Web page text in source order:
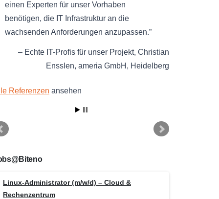
einen Experten für unser Vorhaben
benötigen, die IT Infrastruktur an die
wachsenden Anforderungen anzupassen.
Echte IT-Profis für unser Projekt Christian
Ensslen ameria GmbH Heidelberg
Referenzen ansehen
Linux-Administrator (m/w/d) – Cloud &
Rechenzentrum